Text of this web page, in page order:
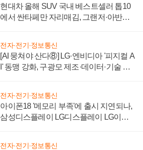
현대차 올해 SUV 국내 베스트셀러 톱10
에서 싼타페만 자리매김, 그랜저·아반떼
전자·전기·정보통신
[AI 뭉쳐야 산다⑧] LG·엔비디아 '피지컬 A
I' 동맹 강화, 구광모 제조·데이터·기술 결
전자·전기·정보통신
아이폰18 '메모리 부족'에 출시 지연되나,
삼성디스플레이 LG디스플레이 LG이노
전자·전기·정보통신